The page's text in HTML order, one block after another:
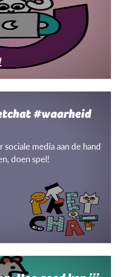
#waarheid
media aan de hand
doen spel!